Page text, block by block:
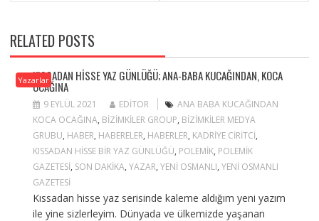
RELATED POSTS
YazarlarKISSADAN HISSE YAZ GÜNLÜĞÜ; ANA-BABA KUCAĞINDAN, KOCA
OCAĞINA
9 EYLÜL 2021 EDITOR
ANA BABA KUCAĞINDAN
KOCA OCAĞINA, BIZIMKILER GROUP, BIZIMKILER MEDYA
GRUBU, HABER, HABERELER, HABERLER, KADRIYE CIRITCI,
KISSADAN HISSE BIR YAZ GÜNLÜĞÜ, POLEMIK, POLEMIK
GAZETESI, SON DAKIKA, YAZAR, YENI OSMANLI, YENI OSMANLI
GAZETESI
Kıssadan hisse yaz serisinde kaleme aldığım yeni yazım
ile yine sizlerleyim. Dünyada ve ülkemizde yaşanan